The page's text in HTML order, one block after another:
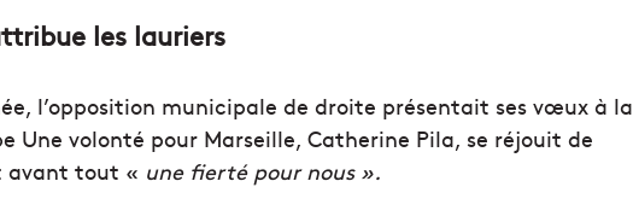
les lauriers
l’opposition municipale de droite présentait ses vœux à la
Une volonté pour Marseille, Catherine Pila, se réjouit de
avant tout « une fierté pour nous ».